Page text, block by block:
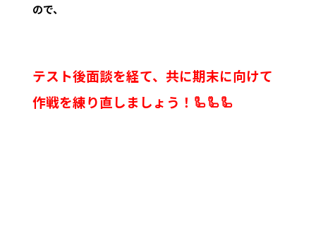
ので、
テスト後面談を経て、共に期末に向けて
作戦を練り直しましょう！🦾🦾🦾